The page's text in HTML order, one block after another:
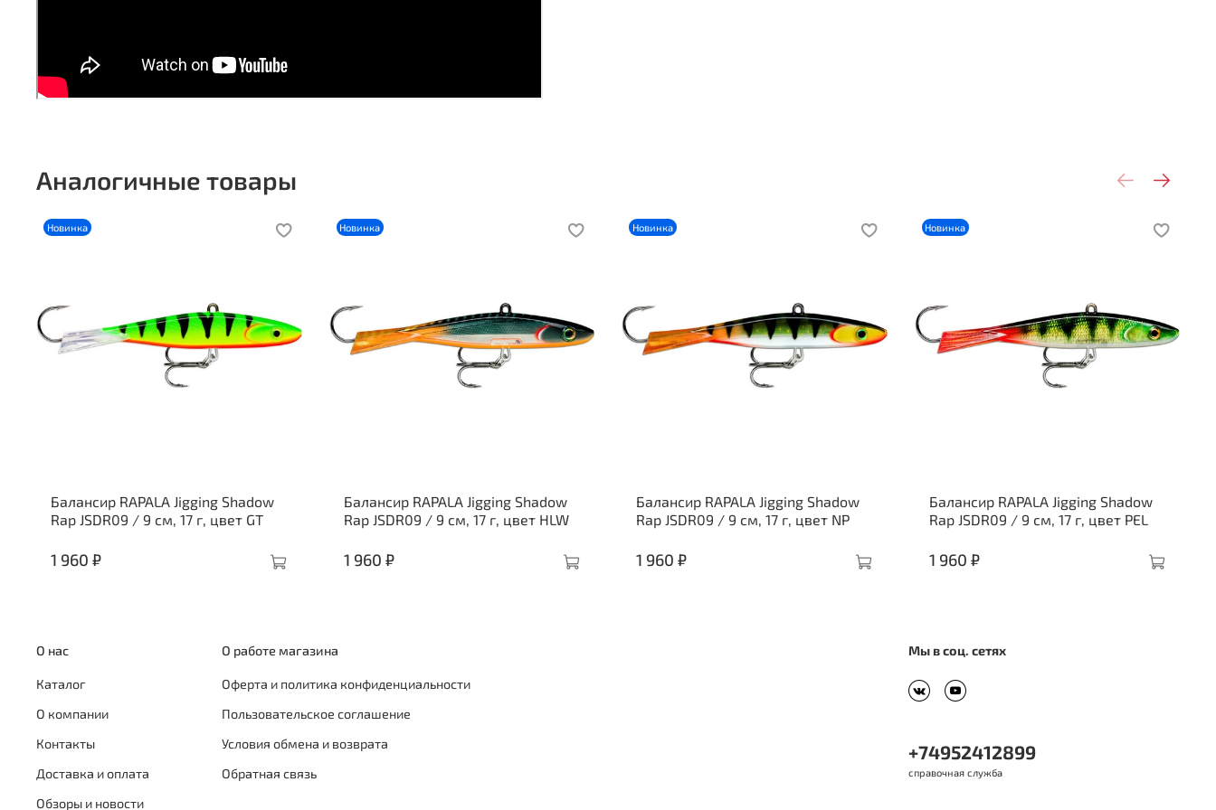
Аналогичные товары
Новинка
Балансир RAPALA Jigging Shadow
Rap JSDR09 / 9 см, 17 г, цвет GT
1 960 ₽
Новинка
Балансир RAPALA Jigging Shadow
Rap JSDR09 / 9 см, 17 г, цвет HLW
1 960 ₽
Новинка
Балансир RAPALA Jigging Shadow
Rap JSDR09 / 9 см, 17 г, цвет NP
1 960 ₽
Новинка
Балансир RAPALA Jigging Shadow
Rap JSDR09 / 9 см, 17 г, цвет PEL
1 960 ₽
О нас
Каталог
О компании
Контакты
Доставка и оплата
Обзоры и новости
О работе магазина
Оферта и политика конфиденциальности
Пользовательское соглашение
Условия обмена и возврата
Обратная связь
Мы в соц. сетях
+74952412899
справочная служба